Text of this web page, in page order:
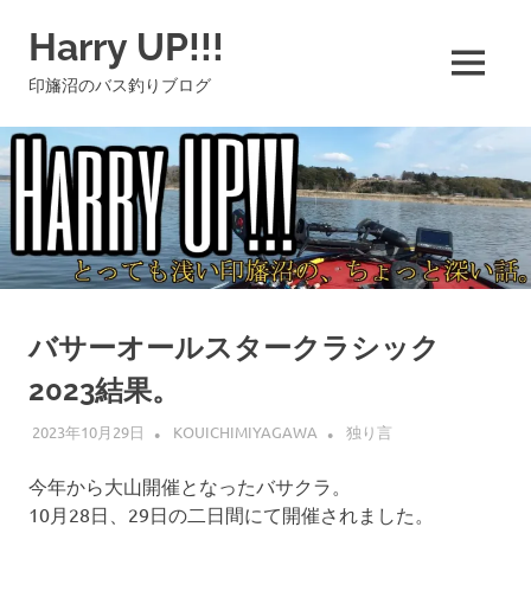
ツ
へ
ス
キ
ッ
プ
Harry UP!!!
印旛沼のバス釣りブログ MENU
バサーオールスタークラシック
2023結果。
2023年10月29日 KOUICHIMIYAGAWA 独り言
今年から大山開催となったバサクラ。
10月28日、29日の二日間にて開催されました。